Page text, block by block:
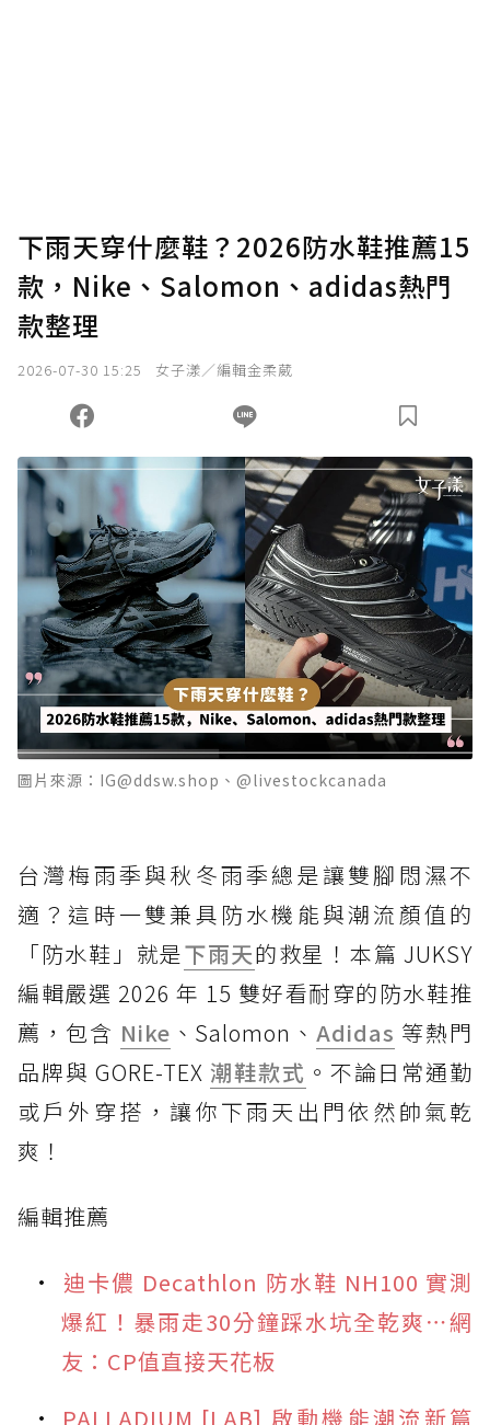
下雨天穿什麼鞋？2026防水鞋推薦15
款，Nike、Salomon、adidas熱門
款整理
2026-07-30 15:25 女子漾／編輯金柔葳
圖片來源：IG@ddsw.shop、@livestockcanada
台灣梅雨季與秋冬雨季總是讓雙腳悶濕不
適？這時一雙兼具防水機能與潮流顏值的
「防水鞋」就是下雨天的救星！本篇 JUKSY
編輯嚴選 2026 年 15 雙好看耐穿的防水鞋推
薦，包含 Nike 、Salomon、Adidas 等熱門
品牌與 GORE-TEX 潮鞋款式 。不論日常通勤
或戶外穿搭，讓你下雨天出門依然帥氣乾
爽！
編輯推薦
迪卡儂 Decathlon 防水鞋 NH100 實測
爆紅！暴雨走30分鐘踩水坑全乾爽⋯網
友：CP值直接天花板
PALLADIUM [LAB] 啟動機能潮流新篇